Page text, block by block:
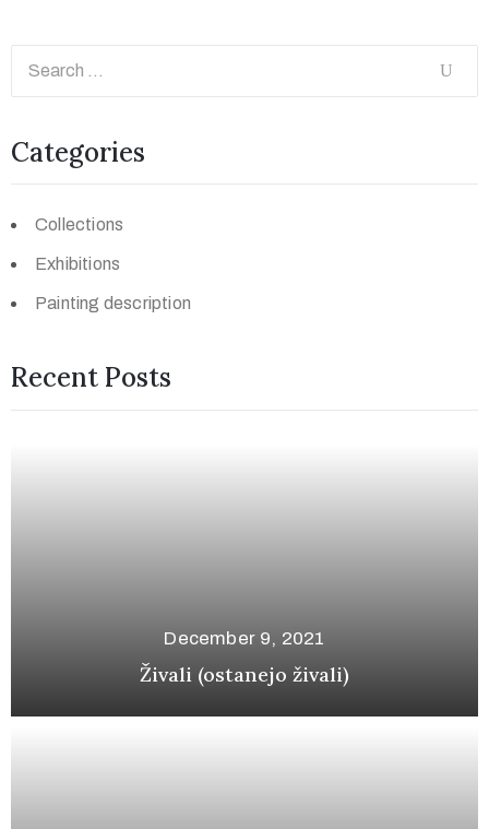
Categories
Collections
Exhibitions
Painting description
Recent Posts
December 9, 2021
Živali (ostanejo živali)